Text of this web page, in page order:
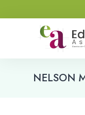
NELSON